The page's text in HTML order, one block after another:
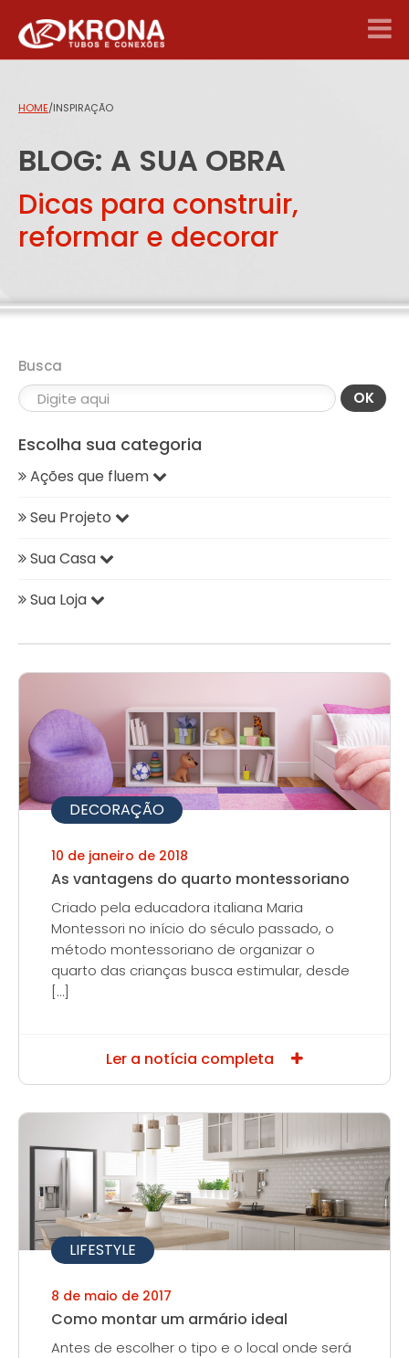
HOME/INSPIRAÇÃO
BLOG: A SUA OBRA
Dicas para construir,
reformar e decorar
Busca
OK
DECORAÇÃO
10 de janeiro de 2018
As vantagens do quarto montessoriano
Criado pela educadora italiana Maria
Montessori no início do século passado, o
método montessoriano de organizar o
quarto das crianças busca estimular, desde
[…]
Ler a notícia completa
LIFESTYLE
8 de maio de 2017
Como montar um armário ideal
Antes de escolher o tipo e o local onde será
Escolha sua categoria
Ações que fluem
Seu Projeto
Sua Casa
Sua Loja